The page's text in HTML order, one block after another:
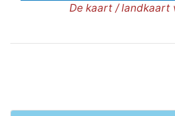
De kaart / landkaart